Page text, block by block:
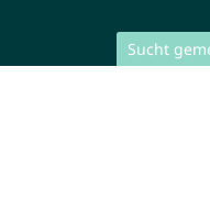
Sucht